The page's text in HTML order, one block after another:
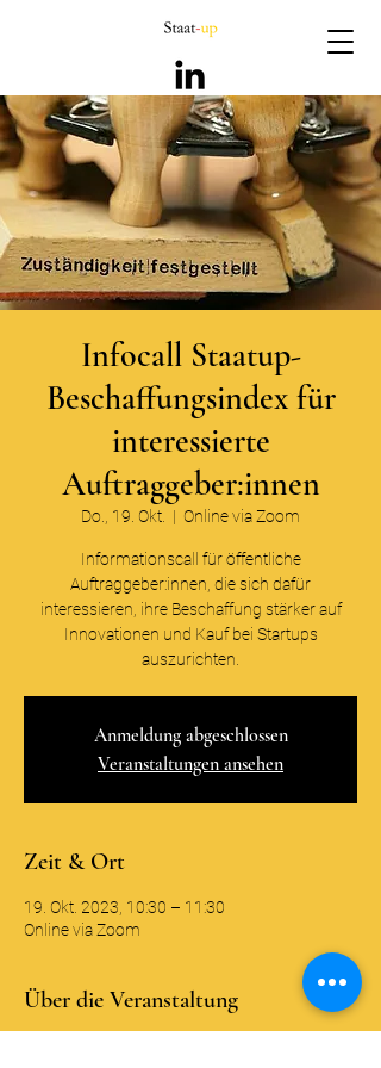
Infocall Staatup-
Beschaffungsindex für
interessierte
Auftraggeber:innen
Do., 19. Okt.
  |
Online via Zoom
Informationscall für öffentliche
Auftraggeber:innen, die sich dafür
interessieren, ihre Beschaffung stärker auf
Innovationen und Kauf bei Startups
auszurichten.
Anmeldung abgeschlossen
Veranstaltungen ansehen
Zeit & Ort
19. Okt. 2023, 10:30 – 11:30
Online via Zoom
Über die Veranstaltung